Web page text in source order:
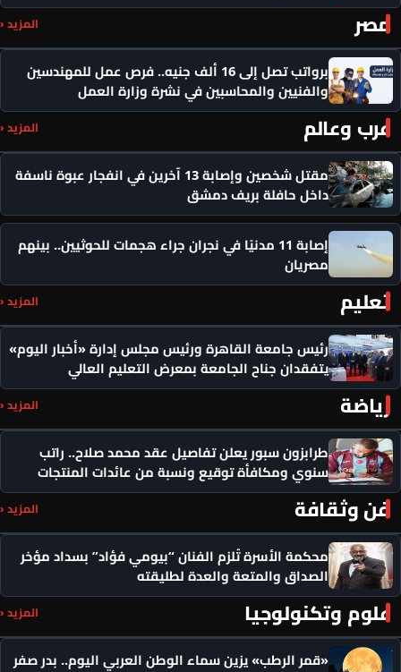
مصر المزيد ‹
برواتب تصل إلى 16 ألف جنيه.. فرص عمل للمهندسين
والفنيين والمحاسبين في نشرة وزارة العمل
عرب وعالم المزيد ‹
مقتل شخصين وإصابة 13 آخرين في انفجار عبوة ناسفة
داخل حافلة بريف دمشق
إصابة 11 مدنيًا في نجران جراء هجمات للحوثيين.. بينهم
مصريان
تعليم المزيد ‹
رئيس جامعة القاهرة ورئيس مجلس إدارة «أخبار اليوم»
يتفقدان جناح الجامعة بمعرض التعليم العالي
رياضة المزيد ‹
طرابزون سبور يعلن تفاصيل عقد محمد صلاح.. راتب
سنوي ومكافأة توقيع ونسبة من عائدات المنتجات
فن وثقافة المزيد ‹
محكمة الأسرة تُلزم الفنان “بيومي فؤاد” بسداد مؤخر
الصداق والمتعة والعدة لطليقته
علوم وتكنولوجيا المزيد ‹
«قمر الرطب» يزين سماء الوطن العربي اليوم.. بدر صفر